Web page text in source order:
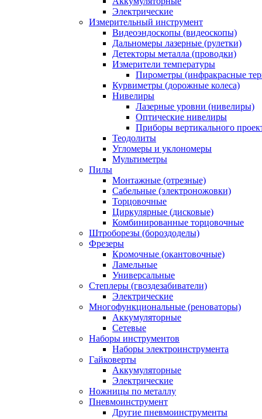
Электрические
Измерительный инструмент
Видеоэндоскопы (видеоскопы)
Дальномеры лазерные (рулетки)
Детекторы металла (проводки)
Измерители температуры
Пирометры (инфракрасные
Курвиметры (дорожные колеса)
Нивелиры
Лазерные уровни (нивелиры)
Оптические нивелиры
Приборы вертикального
Теодолиты
Угломеры и уклономеры
Мультиметры
Пилы
Монтажные (отрезные)
Сабельные (электроножовки)
Торцовочные
Циркулярные (дисковые)
Комбинированные торцовочные
Штроборезы (бороздоделы)
Фрезеры
Кромочные (окантовочные)
Ламельные
Универсальные
Степлеры (гвоздезабиватели)
Электрические
Многофункциональные (реноваторы)
Аккумуляторные
Сетевые
Наборы инструментов
Наборы электроинструмента
Гайковерты
Аккумуляторные
Электрические
Ножницы по металлу
Пневмоинструмент
Другие пневмоинструменты